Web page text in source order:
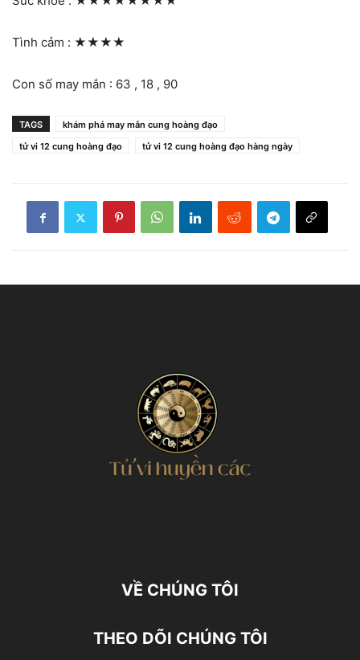
Tình cảm : ★★★★
Con số may mắn : 63 , 18 , 90
TAGS
khám phá may mắn cung hoàng đạo
tử vi 12 cung hoàng đạo
tử vi 12 cung hoàng đạo hàng ngày
VỀ CHÚNG TÔI
THEO DÕI CHÚNG TÔI